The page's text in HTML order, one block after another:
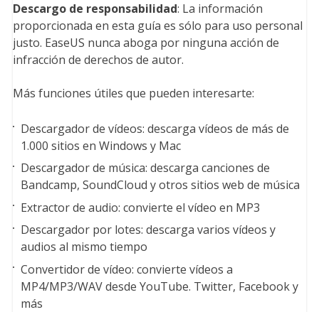
Descargo de responsabilidad: La información
proporcionada en esta guía es sólo para uso personal
justo. EaseUS nunca aboga por ninguna acción de
infracción de derechos de autor.
Más funciones útiles que pueden interesarte:
Descargador de vídeos: descarga vídeos de más de
1.000 sitios en Windows y Mac
Descargador de música: descarga canciones de
Bandcamp, SoundCloud y otros sitios web de música
Extractor de audio: convierte el vídeo en MP3
Descargador por lotes: descarga varios vídeos y
audios al mismo tiempo
Convertidor de vídeo: convierte vídeos a
MP4/MP3/WAV desde YouTube. Twitter, Facebook y
más